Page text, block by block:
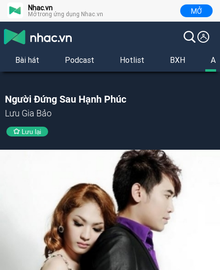
Nhac.vn
Mở trong ứng dụng Nhac.vn MỞ
Bài hát Podcast Hotlist BXH
Người Đứng Sau Hạnh Phúc
Lưu Gia Bảo
Lưu lại